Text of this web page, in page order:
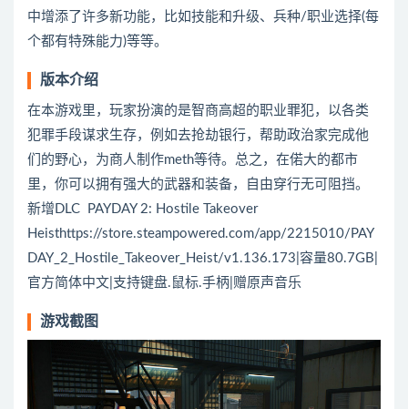
中增添了许多新功能，比如技能和升级、兵种/职业选择(每
个都有特殊能力)等等。
版本介绍
在本游戏里，玩家扮演的是智商高超的职业罪犯，以各类
犯罪手段谋求生存，例如去抢劫银行，帮助政治家完成他
们的野心，为商人制作meth等待。总之，在偌大的都市
里，你可以拥有强大的武器和装备，自由穿行无可阻挡。
新增DLC PAYDAY 2: Hostile Takeover
Heisthttps://store.steampowered.com/app/2215010/PAY
DAY_2_Hostile_Takeover_Heist/v1.136.173|容量80.7GB|
官方简体中文|支持键盘.鼠标.手柄|赠原声音乐
游戏截图